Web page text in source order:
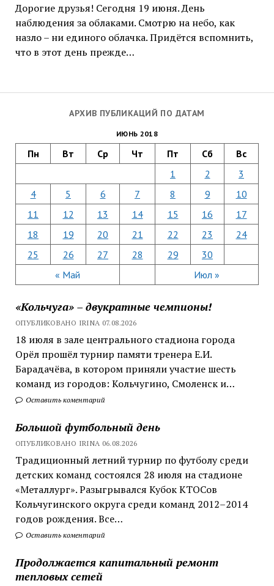
АРХИВ ПУБЛИКАЦИЙ ПО ДАТАМ
ИЮНЬ 2018
Пн Вт Ср Чт Пт Сб Вс
« Май Июл »
1 2
3
4
5 6 7 8 9
10
11
12 13 14 15 16
17
18
19 20 21 22 23
24
25
26 27 28 29 30
«Кольчуга» – двукратные чемпионы!
ОПУБЛИКОВАНО IRINA 07.08.2026
18 июля в зале центрального стадиона города
Орёл прошёл турнир памяти тренера Е.И.
Барадачёва, в котором приняли участие шесть
команд из городов: Кольчугино, Смоленск и…
Оставить коментарий
Большой футбольный день
ОПУБЛИКОВАНО IRINA 06.08.2026
Традиционный летний турнир по футболу среди
детских команд состоялся 28 июля на стадионе
«Металлург». Разыгрывался Кубок КТОСов
Кольчугинского округа среди команд 2012–2014
годов рождения. Все…
Оставить коментарий
Продолжается капитальный ремонт
тепловых сетей
Дорогие друзья! Сегодня 19 июня. День
наблюдения за облаками. Смотрю на небо, как
назло – ни единого облачка. Придётся вспомнить,
что в этот день прежде…